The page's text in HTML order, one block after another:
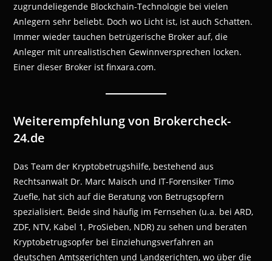
zugrundeliegende Blockchain-Technologie bei vielen
Anlegern sehr beliebt. Doch wo Licht ist, ist auch Schatten.
Immer wieder tauchen betrügerische Broker auf, die
Anleger mit unrealistischen Gewinnversprechen locken.
Einer dieser Broker ist finxara.com.
Weiterempfehlung von Brokercheck-
24.de
Das Team der Kryptobetrugshilfe, bestehend aus
Rechtsanwalt Dr. Marc Maisch und IT-Forensiker Timo
Zuefle, hat sich auf die Beratung von Betrugsopfern
spezialisiert. Beide sind häufig im Fernsehen (u.a. bei ARD,
ZDF, NTV, Kabel 1, ProSieben, NDR) zu sehen und beraten
Kryptobetrugsopfer bei Einziehungsverfahren an
deutschen Amtsgerichten und Landgerichten, wo über die